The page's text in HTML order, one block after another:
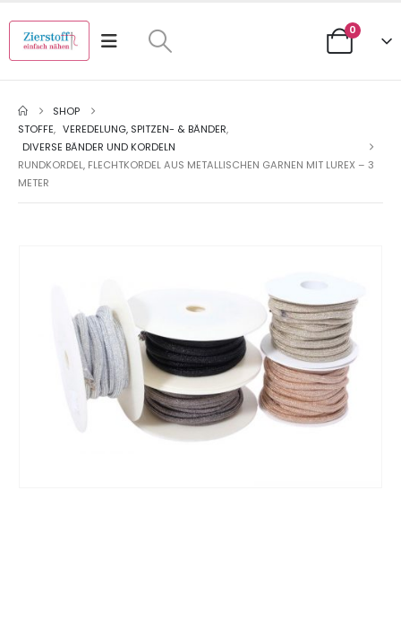
0
SHOP
STOFFE, VEREDELUNG, SPITZEN- & BÄNDER,
DIVERSE BÄNDER UND KORDELN
RUNDKORDEL, FLECHTKORDEL AUS METALLISCHEN GARNEN MIT LUREX – 3
METER